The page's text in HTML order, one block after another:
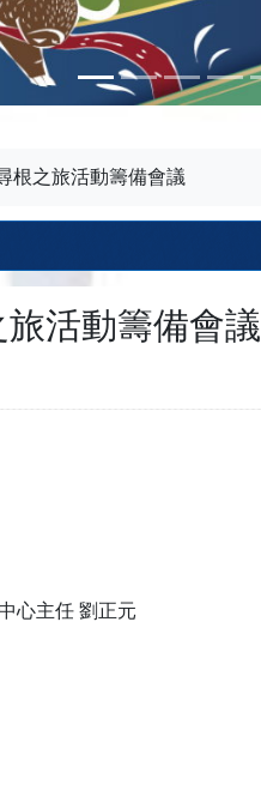
根之旅活動籌備會議
活動籌備會議
心主任 劉正元